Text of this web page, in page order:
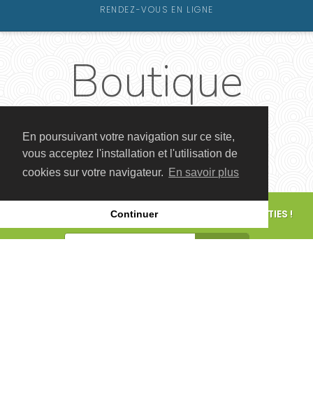
En poursuivant votre navigation sur ce site,
vous acceptez l'installation et l'utilisation de
cookies sur votre navigateur. En savoir plus
Continuer
RENDEZ-VOUS EN LIGNE
Boutique
POUR CONNAÎTRE LES FUTURS ÉVÉNEMENTS ET SORTIES !